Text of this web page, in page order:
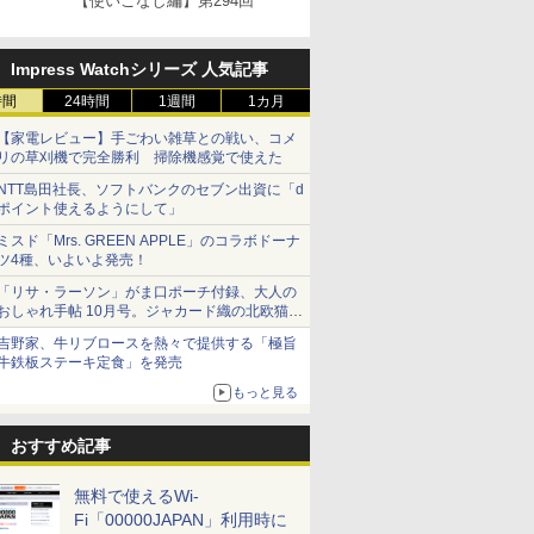
Impress Watchシリーズ 人気記事
24時間 1週間 1カ月
家電レビュー】手ごわい雑草との戦い、コメ
の草刈機で完全勝利 掃除機感覚で使えた
島田社長、ソフトバンクのセブン出資に「d
イント使えるようにして」
スド「Mrs. GREEN APPLE」のコラボドーナ
4種、いよいよ発売！
リサ・ラーソン」がま口ポーチ付録、大人の
しゃれ手帖 10月号。ジャカード織の北欧猫デ
イン
野家、牛リブロースを熱々で提供する「極旨
鉄板ステーキ定食」を発売
もっと見る
おすすめ記事
無料で使えるWi-
Fi「00000JAPAN」利用時に